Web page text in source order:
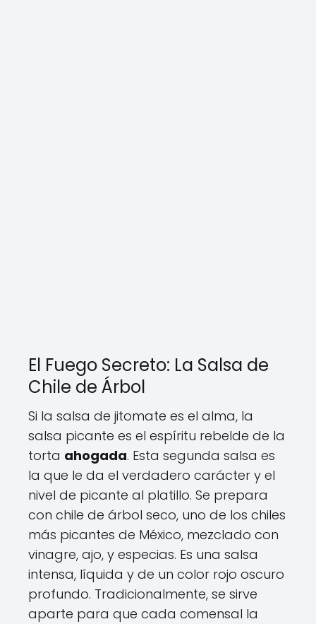
El Fuego Secreto: La Salsa de
Chile de Árbol
Si la salsa de jitomate es el alma, la
salsa picante es el espíritu rebelde de la
torta ahogada. Esta segunda salsa es
la que le da el verdadero carácter y el
nivel de picante al platillo. Se prepara
con chile de árbol seco, uno de los chiles
más picantes de México, mezclado con
vinagre, ajo, y especias. Es una salsa
intensa, líquida y de un color rojo oscuro
profundo. Tradicionalmente, se sirve
aparte para que cada comensal la